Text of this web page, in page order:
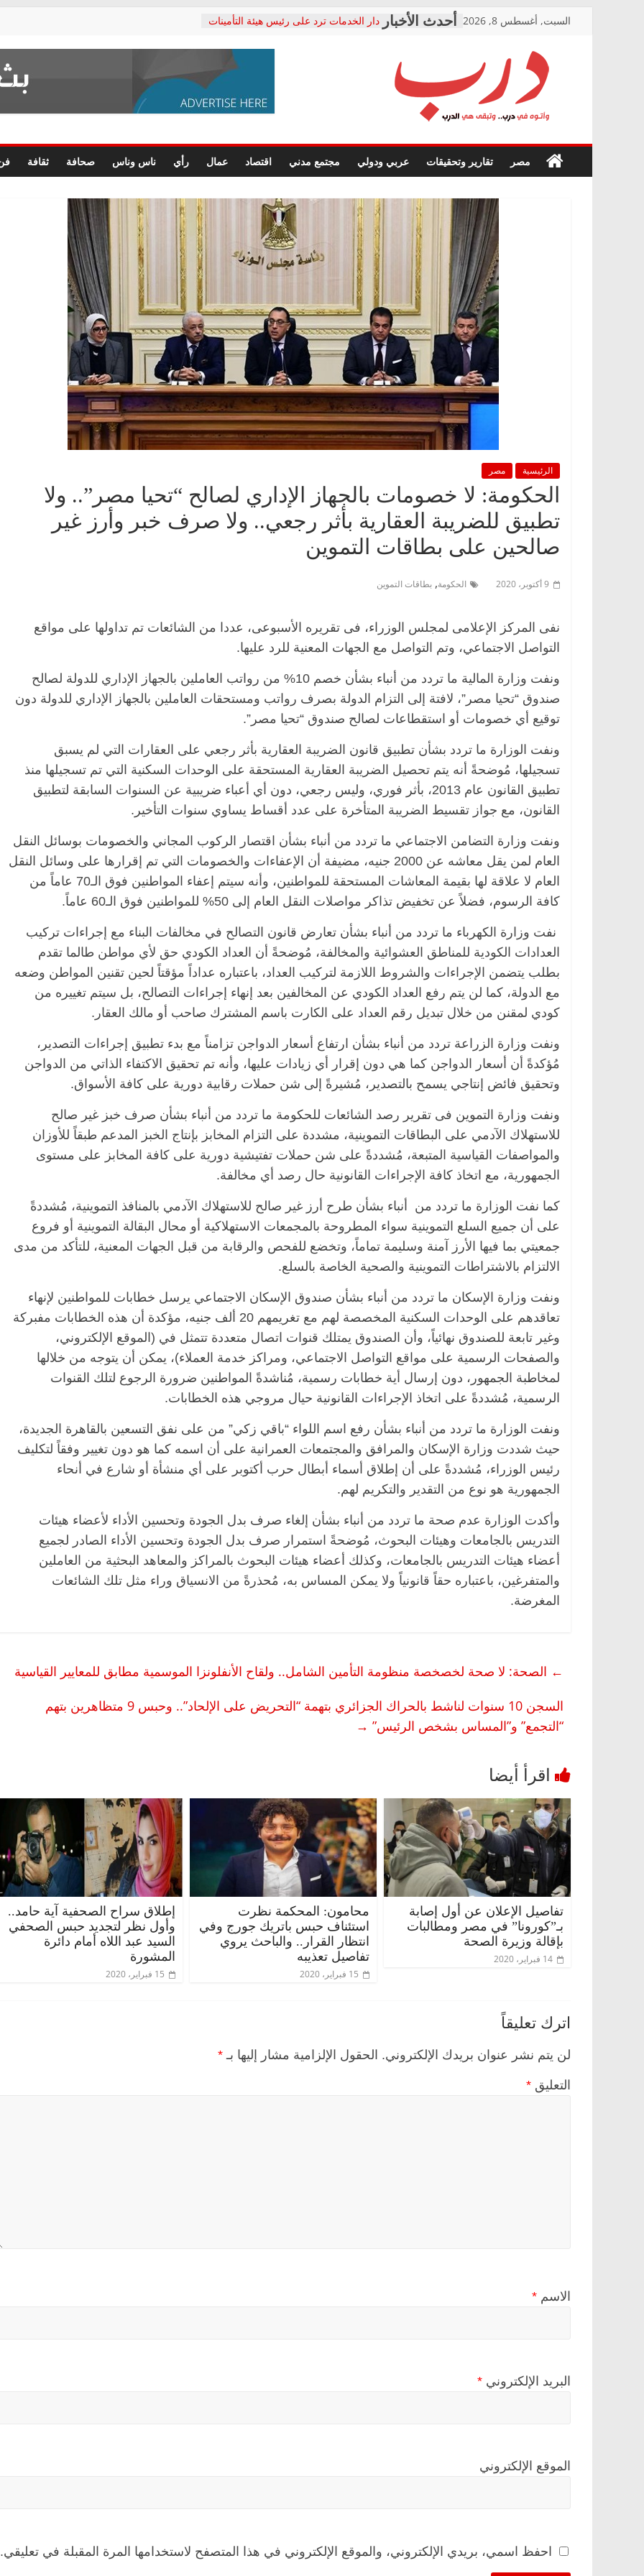
السبت, أغسطس 8, 2026
دار الخدمات ترد على رئيس هيئة التأمينات
معاناة أصحاب المعاشات.. ونطالب بكشف
فرحات سليمان يكتب: القطاع الصحي إلى
حزب التحالف الشعبي يطلق لجنة “الحق
صور .. اعتماد الرسومات النهائية للقرار
الوزاري لمدينة الصحفيين.. وانتهاء أعمال
إنشاء المبنى الإداري
متابعة قضية الدكتور محمد زهران.. ويؤكد:
قرينة البراءة وضمانات المحاكمة العادلة
حق أصيل
درب
في
درب..
مصر تقارير وتحقيقات عربي ودولي مجتمع مدني اقتصاد عمال رأي ناس وناس صحافة ثقافة
الرئيسية مصر
الحكومة: لا خصومات بالجهاز الإداري لصالح “تحيا مصر”.. ولا
تطبيق للضريبة العقارية بأثر رجعي.. ولا صرف خبر وأرز غير
صالحين على بطاقات التموين
9 أكتوبر، 2020 الحكومة, بطاقات التموين
نفى المركز الإعلامى لمجلس الوزراء، فى تقريره الأسبوعى، عددا من الشائعات تم تداولها على مواقع
التواصل الاجتماعي، وتم التواصل مع الجهات المعنية للرد عليها.
ونفت وزارة المالية ما تردد من أنباء بشأن خصم 10% من رواتب العاملين بالجهاز الإداري للدولة لصالح
صندوق “تحيا مصر”، لافتة إلى التزام الدولة بصرف رواتب ومستحقات العاملين بالجهاز الإداري للدولة دون
توقيع أي خصومات أو استقطاعات لصالح صندوق “تحيا مصر”.
ونفت الوزارة ما تردد بشأن تطبيق قانون الضريبة العقارية بأثر رجعي على العقارات التي لم يسبق
تسجيلها، مُوضحةً أنه يتم تحصيل الضريبة العقارية المستحقة على الوحدات السكنية التي تم تسجيلها منذ
تطبيق القانون عام 2013، بأثر فوري، وليس رجعي، دون أي أعباء ضريبية عن السنوات السابقة لتطبيق
القانون، مع جواز تقسيط الضريبة المتأخرة على عدد أقساط يساوي سنوات التأخير.
ونفت وزارة التضامن الاجتماعي ما تردد من أنباء بشأن اقتصار الركوب المجاني والخصومات بوسائل النقل
العام لمن يقل معاشه عن 2000 جنيه، مضيفة أن الإعفاءات والخصومات التي تم إقرارها على وسائل النقل
العام لا علاقة لها بقيمة المعاشات المستحقة للمواطنين، وأنه سيتم إعفاء المواطنين فوق الـ70 عاماً من
كافة الرسوم، فضلاً عن تخفيض تذاكر مواصلات النقل العام إلى 50% للمواطنين فوق الـ60 عاماً.
نفت وزارة الكهرباء ما تردد من أنباء بشأن تعارض قانون التصالح في مخالفات البناء مع إجراءات تركيب
العدادات الكودية للمناطق العشوائية والمخالفة، مُوضحةً أن العداد الكودي حق لأي مواطن طالما تقدم
بطلب يتضمن الإجراءات والشروط اللازمة لتركيب العداد، باعتباره عداداً مؤقتاً لحين تقنين المواطن وضعه
مع الدولة، كما لن يتم رفع العداد الكودي عن المخالفين بعد إنهاء إجراءات التصالح، بل سيتم تغييره من
كودي لمقنن من خلال تبديل رقم العداد على الكارت باسم المشترك صاحب أو مالك العقار.
ونفت وزارة الزراعة تردد من أنباء بشأن ارتفاع أسعار الدواجن تزامناً مع بدء تطبيق إجراءات التصدير،
مُؤكدةً أن أسعار الدواجن كما هي دون إقرار أي زيادات عليها، وأنه تم تحقيق الاكتفاء الذاتي من الدواجن
وتحقيق فائض إنتاجي يسمح بالتصدير، مُشيرةً إلى شن حملات رقابية دورية على كافة الأسواق.
ونفت وزارة التموين فى تقرير رصد الشائعات للحكومة ما تردد من أنباء بشأن صرف خبز غير صالح
للاستهلاك الآدمي على البطاقات التموينية، مشددة على التزام المخابز بإنتاج الخبز المدعم طبقاً للأوزان
والمواصفات القياسية المتبعة، مُشددةً على شن حملات تفتيشية دورية على كافة المخابز على مستوى
الجمهورية، مع اتخاذ كافة الإجراءات القانونية حال رصد أي مخالفة.
كما نفت الوزارة ما تردد من أنباء بشأن طرح أرز غير صالح للاستهلاك الآدمي بالمنافذ التموينية، مُشددةً
على أن جميع السلع التموينية سواء المطروحة بالمجمعات الاستهلاكية أو محال البقالة التموينية أو فروع
جمعيتي بما فيها الأرز آمنة وسليمة تماماً، وتخضع للفحص والرقابة من قبل الجهات المعنية، للتأكد من مدى
الالتزام بالاشتراطات التموينية والصحية الخاصة بالسلع.
ونفت وزارة الإسكان ما تردد من أنباء بشأن صندوق الإسكان الاجتماعي يرسل خطابات للمواطنين لإنهاء
تعاقدهم على الوحدات السكنية المخصصة لهم مع تغريمهم 20 ألف جنيه، مؤكدة أن هذه الخطابات مفبركة
وغير تابعة للصندوق نهائياً، وأن الصندوق يمتلك قنوات اتصال متعددة تتمثل في (الموقع الإلكتروني،
والصفحات الرسمية على مواقع التواصل الاجتماعي، ومراكز خدمة العملاء)، يمكن أن يتوجه من خلالها
لمخاطبة الجمهور، دون إرسال أية خطابات رسمية، مُناشدةً المواطنين ضرورة الرجوع لتلك القنوات
الرسمية، مُشددةً على اتخاذ الإجراءات القانونية حيال مروجي هذه الخطابات.
ونفت الوزارة ما تردد من أنباء بشأن رفع اسم اللواء “باقي زكي” من على نفق التسعين بالقاهرة الجديدة،
حيث شددت وزارة الإسكان والمرافق والمجتمعات العمرانية على أن اسمه كما هو دون تغيير وفقاً لتكليف
رئيس الوزراء، مُشددةً على أن إطلاق أسماء أبطال حرب أكتوبر على أي منشأة أو شارع في أنحاء
الجمهورية هو نوع من التقدير والتكريم لهم.
وأكدت الوزارة عدم صحة ما تردد من أنباء بشأن إلغاء صرف بدل الجودة وتحسين الأداء لأعضاء هيئات
التدريس بالجامعات وهيئات البحوث، مُوضحةً استمرار صرف بدل الجودة وتحسين الأداء الصادر لجميع
أعضاء هيئات التدريس بالجامعات، وكذلك أعضاء هيئات البحوث بالمراكز والمعاهد البحثية من العاملين
والمتفرغين، باعتباره حقاً قانونياً ولا يمكن المساس به، مُحذرةً من الانسياق وراء مثل تلك الشائعات
المغرضة.
← الصحة: لا صحة لخصخصة منظومة التأمين الشامل.. ولقاح الأنفلونزا الموسمية مطابق للمعايير القياسية
السجن 10 سنوات لناشط بالحراك الجزائري بتهمة “التحريض على الإلحاد”.. وحبس 9 متظاهرين بتهم
“التجمع” و”المساس بشخص الرئيس” →
تفاصيل الإعلان عن أول إصابة
بـ”كورونا” في مصر ومطالبات
بإقالة وزيرة الصحة
14 فبراير، 2020
محامون: المحكمة نظرت
استئناف حبس باتريك جورج وفي
انتظار القرار.. والباحث يروي
تفاصيل تعذيبه
15 فبراير، 2020
إطلاق سراح الصحفية آية حامد..
وأول نظر لتجديد حبس الصحفي
السيد عبد اللاه أمام دائرة
المشورة
15 فبراير، 2020
اترك تعليقاً
لن يتم نشر عنوان بريدك الإلكتروني. الحقول الإلزامية مشار إليها بـ *
التعليق *
الاسم *
البريد الإلكتروني *
الموقع الإلكتروني
احفظ اسمي، بريدي الإلكتروني، والموقع الإلكتروني في هذا المتصفح لاستخدامها المرة المقبلة في تعليقي.
الرئيسية مصر ناس وناس
الخصخصة الذي دافع عن المال العام
(بروفايل)
الرئيسية مصر ناس وناس
قانوني دافع عن قضايا الوطن وانحاز
للحرية (بروفايل)
26 يناير، 2026
ناس وناس
بذكرى ميلاده وحيداً على أبواب